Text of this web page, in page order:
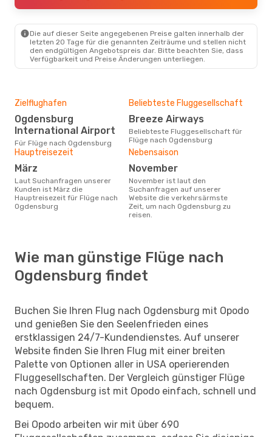
Ogdensburg- Washington
Die auf dieser Seite angegebenen Preise galten innerhalb der
letzten 20 Tage für die genannten Zeiträume und stellen nicht
den endgültigen Angebotspreis dar. Bitte beachten Sie, dass
Verfügbarkeit und Preise Änderungen unterliegen.
Zielflughafen
Ogdensburg
International Airport
Für Flüge nach Ogdensburg
Beliebteste Fluggesellschaft
Breeze Airways
Beliebteste Fluggesellschaft für
Flüge nach Ogdensburg
Hauptreisezeit
März
Laut Suchanfragen unserer
Kunden ist März die
Hauptreisezeit für Flüge nach
Ogdensburg
Nebensaison
November
November ist laut den
Suchanfragen auf unserer
Website die verkehrsärmste
Zeit, um nach Ogdensburg zu
reisen.
Wie man günstige Flüge nach
Ogdensburg findet
Buchen Sie Ihren Flug nach Ogdensburg mit Opodo
und genießen Sie den Seelenfrieden eines
erstklassigen 24/7-Kundendienstes. Auf unserer
Website finden Sie Ihren Flug mit einer breiten
Palette von Optionen aller in USA operierenden
Fluggesellschaften. Der Vergleich günstiger Flüge
nach Ogdensburg ist mit Opodo einfach, schnell und
bequem.
Bei Opodo arbeiten wir mit über 690